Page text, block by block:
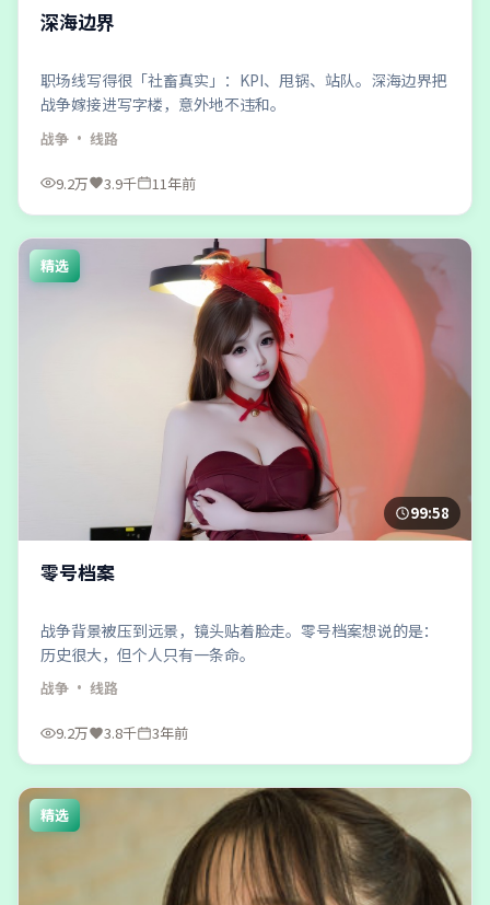
深海边界
职场线写得很「社畜真实」：KPI、甩锅、站队。深海边界把
战争嫁接进写字楼，意外地不违和。
战争 · 线路
9.2万 3.9千 11年前
精选
99:58
零号档案
战争背景被压到远景，镜头贴着脸走。零号档案想说的是：
历史很大，但个人只有一条命。
战争 · 线路
9.2万 3.8千 3年前
精选